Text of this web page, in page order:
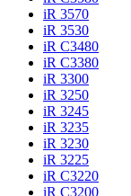
iR 3570
iR 3530
iR C3480
iR C3380
iR 3300
iR 3250
iR 3245
iR 3235
iR 3230
iR 3225
iR C3220
iR C3200